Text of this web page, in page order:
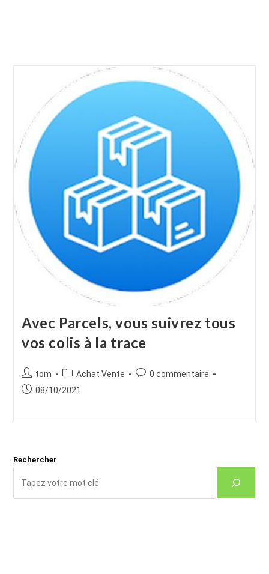
Avec Parcels, vous suivrez tous
vos colis à la trace
Auteur/autrice
de
tom
Post
category:
Achat Vente
Commentaires
0 commentaire
Publication
08/10/2021
Rechercher